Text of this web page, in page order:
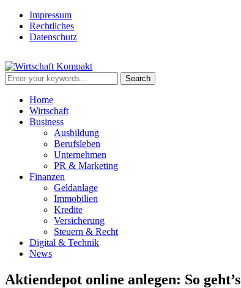
Impressum
Rechtliches
Datenschutz
Home
Wirtschaft
Business
Ausbildung
Berufsleben
Unternehmen
PR & Marketing
Finanzen
Geldanlage
Immobilien
Kredite
Versicherung
Steuern & Recht
Digital & Technik
News
Aktiendepot online anlegen: So geht’s